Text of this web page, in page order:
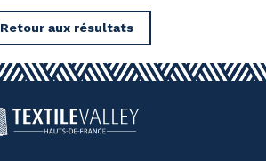
Retour aux résultats